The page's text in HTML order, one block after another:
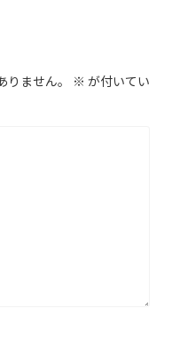
ません。 ※ が付いてい